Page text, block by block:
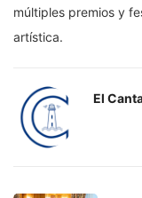
múltiples premios y
artística.
El